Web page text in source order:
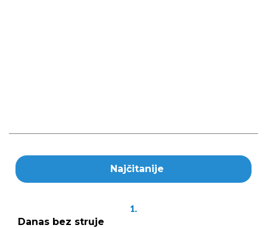
Najčitanije
1.
Danas bez struje